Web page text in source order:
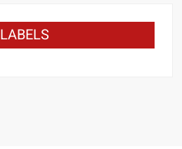
LABELS